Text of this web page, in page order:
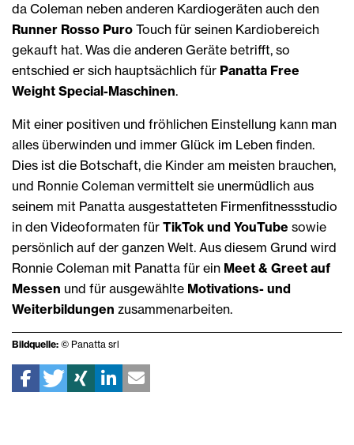
da Coleman neben anderen Kardiogeräten auch den
Runner Rosso Puro Touch für seinen Kardiobereich
gekauft hat. Was die anderen Geräte betrifft, so
entschied er sich hauptsächlich für Panatta Free
Weight Special-Maschinen.
Mit einer positiven und fröhlichen Einstellung kann man
alles überwinden und immer Glück im Leben finden.
Dies ist die Botschaft, die Kinder am meisten brauchen,
und Ronnie Coleman vermittelt sie unermüdlich aus
seinem mit Panatta ausgestatteten Firmenfitnessstudio
in den Videoformaten für TikTok und YouTube sowie
persönlich auf der ganzen Welt. Aus diesem Grund wird
Ronnie Coleman mit Panatta für ein Meet & Greet auf
Messen und für ausgewählte Motivations- und
Weiterbildungen zusammenarbeiten.
Bildquelle: © Panatta srl